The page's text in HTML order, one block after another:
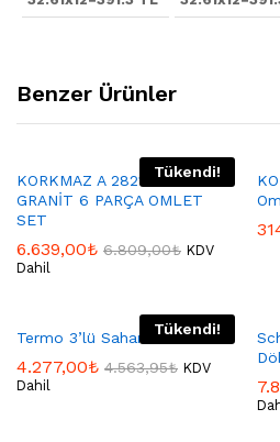
Benzer Ürünler
Tükendi!
KORKMAZ A 2821 MİA
GRANİT 6 PARÇA OMLET
SET
6.639,00₺ 6.809,00₺ KDV
Dahil
Tükendi!
Termo 3’lü Sahan Seti
4.277,00₺ 4.563,95₺ KDV
Dahil